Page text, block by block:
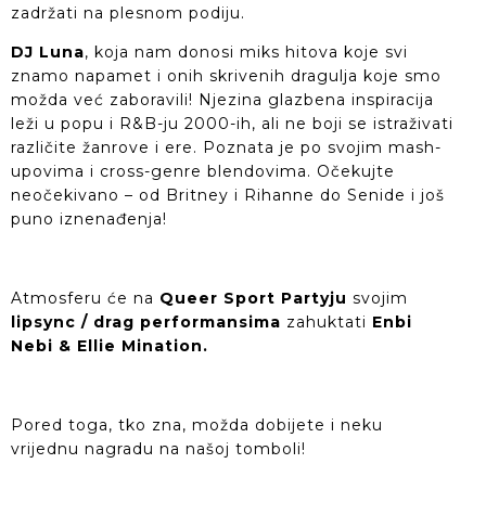
zadržati na plesnom podiju.
DJ Luna, koja nam donosi miks hitova koje svi
znamo napamet i onih skrivenih dragulja koje smo
možda već zaboravili! Njezina glazbena inspiracija
leži u popu i R&B-ju 2000-ih, ali ne boji se istraživati
različite žanrove i ere. Poznata je po svojim mash-
upovima i cross-genre blendovima. Očekujte
neočekivano – od Britney i Rihanne do Senide i još
puno iznenađenja!
Atmosferu će na Queer Sport Partyju svojim
lipsync / drag performansima zahuktati Enbi
Nebi & Ellie Mination.
Pored toga, tko zna, možda dobijete i neku
vrijednu nagradu na našoj tomboli!